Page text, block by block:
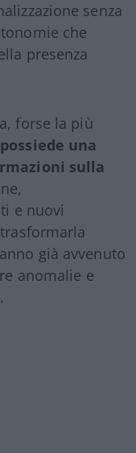
senza
che
presenza
forse la più
una
sulla
e nuovi
già avvenuto
anomalie e